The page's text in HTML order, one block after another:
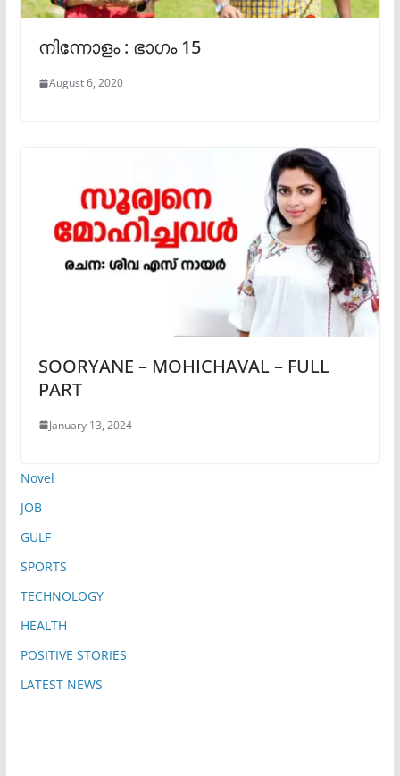
നിന്നോളം : ഭാഗം 15
August 6, 2020
SOORYANE – MOHICHAVAL – FULL
PART
January 13, 2024
Novel
JOB
GULF
SPORTS
TECHNOLOGY
HEALTH
POSITIVE STORIES
LATEST NEWS